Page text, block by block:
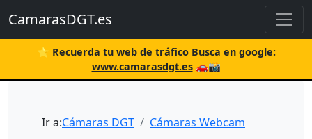
CamarasDGT.es
⭐ Recuerda tu web de tráfico Busca en google:
www.camarasdgt.es🚗📸
Ir a:Cámaras DGT Cámaras Webcam